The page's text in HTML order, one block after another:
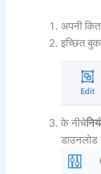
अपनी
इच्छित
के नीचे
डाउनलोड